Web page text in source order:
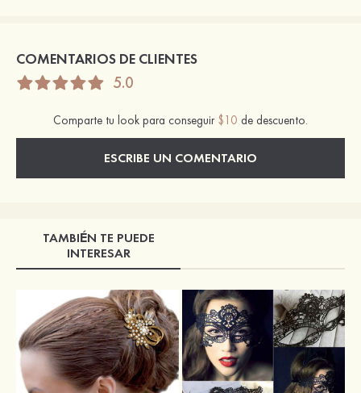
COMENTARIOS DE CLIENTES
5.0
Comparte tu look para conseguir $10 de descuento.
ESCRIBE UN COMENTARIO
TAMBIÉN TE PUEDE
INTERESAR